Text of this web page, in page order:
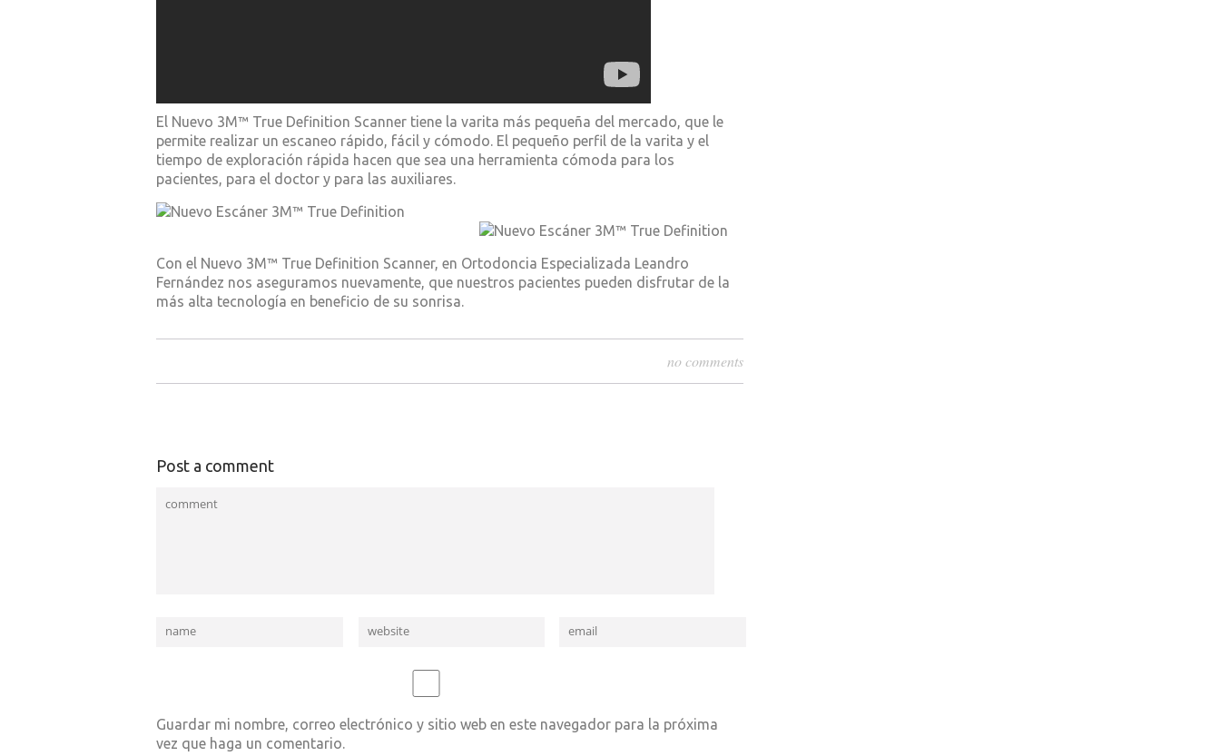
El Nuevo 3M™ True Definition Scanner tiene la varita más pequeña del mercado, que le
permite realizar un escaneo rápido, fácil y cómodo. El pequeño perfil de la varita y el
tiempo de exploración rápida hacen que sea una herramienta cómoda para los
pacientes, para el doctor y para las auxiliares.
Con el Nuevo 3M™ True Definition Scanner, en Ortodoncia Especializada Leandro
Fernández nos aseguramos nuevamente, que nuestros pacientes pueden disfrutar de la
más alta tecnología en beneficio de su sonrisa.
no comments
Post a comment
Guardar mi nombre, correo electrónico y sitio web en este navegador para la próxima
vez que haga un comentario.